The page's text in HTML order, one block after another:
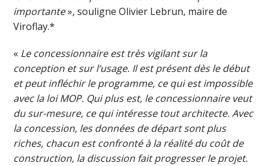
importante», souligne Olivier Lebrun, maire de
Viroflay.*
« Le concessionnaire est très vigilant sur la
conception et sur l’usage. Il est présent dès le début
et peut infléchir le programme, ce qui est impossible
avec la loi MOP. Qui plus est, le concessionnaire veut
du sur-mesure, ce qui intéresse tout architecte. Avec
la concession, les données de départ sont plus
riches, chacun est confronté à la réalité du coût de
construction, la discussion fait progresser le projet.